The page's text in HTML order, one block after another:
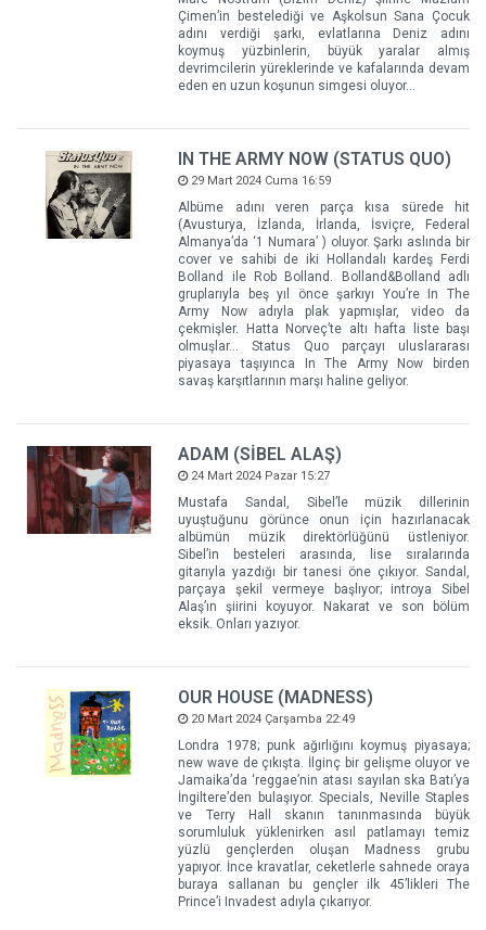
Çimen’in bestelediği ve Aşkolsun Sana Çocuk
adını verdiği şarkı, evlatlarına Deniz adını
koymuş yüzbinlerin, büyük yaralar almış
devrimcilerin yüreklerinde ve kafalarında devam
eden en uzun koşunun simgesi oluyor…
IN THE ARMY NOW (STATUS QUO)
29 Mart 2024 Cuma 16:59
Albüme adını veren parça kısa sürede hit
(Avusturya, İzlanda, İrlanda, İsviçre, Federal
Almanya’da ‘1 Numara’ ) oluyor. Şarkı aslında bir
cover ve sahibi de iki Hollandalı kardeş Ferdi
Bolland ile Rob Bolland. Bolland&Bolland adlı
gruplarıyla beş yıl önce şarkıyı You’re In The
Army Now adıyla plak yapmışlar, video da
çekmişler. Hatta Norveç’te altı hafta liste başı
olmuşlar… Status Quo parçayı uluslararası
piyasaya taşıyınca In The Army Now birden
savaş karşıtlarının marşı haline geliyor.
ADAM (SİBEL ALAŞ)
24 Mart 2024 Pazar 15:27
Mustafa Sandal, Sibel’le müzik dillerinin
uyuştuğunu görünce onun için hazırlanacak
albümün müzik direktörlüğünü üstleniyor.
Sibel’in besteleri arasında, lise sıralarında
gitarıyla yazdığı bir tanesi öne çıkıyor. Sandal,
parçaya şekil vermeye başlıyor; introya Sibel
Alaş’ın şiirini koyuyor. Nakarat ve son bölüm
eksik. Onları yazıyor.
OUR HOUSE (MADNESS)
20 Mart 2024 Çarşamba 22:49
Londra 1978; punk ağırlığını koymuş piyasaya;
new wave de çıkışta. İlginç bir gelişme oluyor ve
Jamaika’da ‘reggae’nin atası sayılan ska Batı’ya
İngiltere’den bulaşıyor. Specials, Neville Staples
ve Terry Hall skanın tanınmasında büyük
sorumluluk yüklenirken asıl patlamayı temiz
yüzlü gençlerden oluşan Madness grubu
yapıyor. İnce kravatlar, ceketlerle sahnede oraya
buraya sallanan bu gençler ilk 45’likleri The
Prince’i Invadest adıyla çıkarıyor.